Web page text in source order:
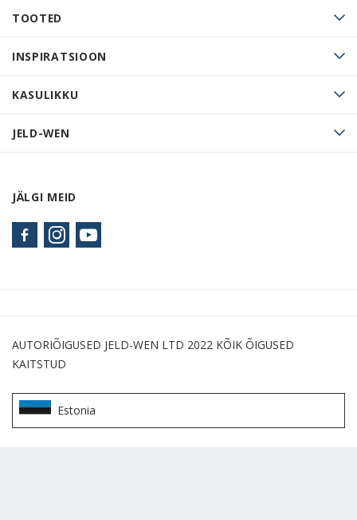
TOOTED
INSPIRATSIOON
KASULIKKU
JELD-WEN
JÄLGI MEID
AUTORIÕIGUSED JELD-WEN LTD 2022 KÕIK ÕIGUSED
KAITSTUD
Estonia